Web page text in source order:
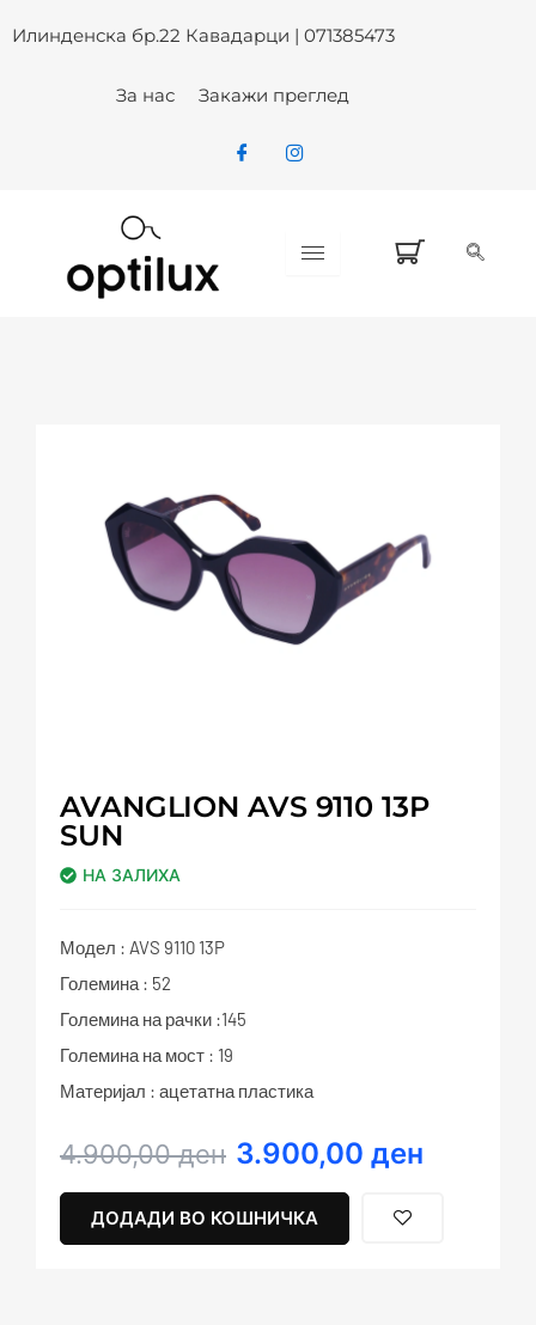
toИлинденска бр.22 Кавадарци | 071385473
За нас Закажи преглед
AVANGLION AVS 9110 13P
SUN
НА ЗАЛИХА
Модел : AVS 9110 13P
Големина : 52
Големина на рачки :145
Големина на мост : 19
Материјал : ацетатна пластика
4.900,00ден
Original
was:
4.900,00 ден.
3.900,00 ден
Current
3.900,00 ден.
ДОДАДИ ВО КОШНИЧКА